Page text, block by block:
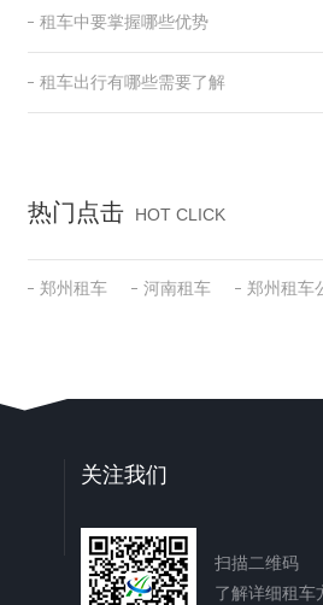
租车中要掌握哪些优势
租车出行有哪些需要了解
热门点击 HOT CLICK
郑州租车 河南租车 郑州租车
关注我们
扫描二维码
了解详细租车